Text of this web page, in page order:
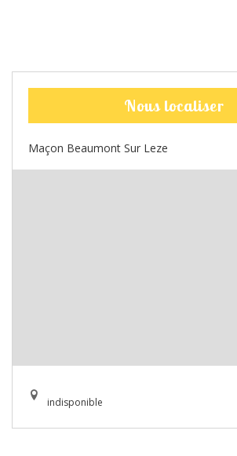
Nous localiser
Maçon Beaumont Sur Leze
indisponible